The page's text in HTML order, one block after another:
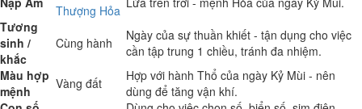
Thượng Hỏa
Tương
sinh /
khắc
Cùng hành
Ngày của sự thuần khiết - tận dụng cho việc
cần tập trung 1 chiều, tránh đa nhiệm.
Màu hợp
mệnh
Vàng đất
Hợp với hành Thổ của ngày Kỷ Mùi - nên
dùng để tăng vận khí.